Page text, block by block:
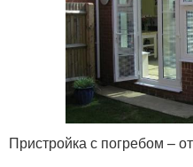
Пристройка с погребом –